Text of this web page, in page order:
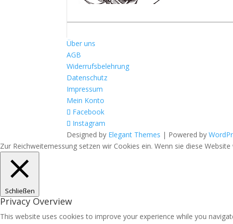
Über uns
AGB
Widerrufsbelehrung
Datenschutz
Impressum
Mein Konto
Facebook
Instagram
Designed by Elegant Themes | Powered by
Zur Reichweitemessung setzen wir Cookies ein. Wenn sie diese
Schließen
Privacy Overview
This website uses cookies to improve your experience while you